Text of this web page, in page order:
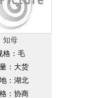
知母
格：毛
：大货
：湖北
：协商